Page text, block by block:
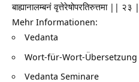
बाह्यानालम्बनं वृत्तेरेषोपरतिरुत्तमा || २३
Mehr Informationen:
Vedanta
Wort-für-Wort-Übersetzung
Vedanta Seminare